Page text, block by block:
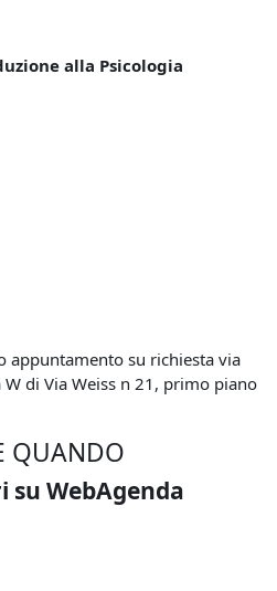
alla Psicologia
appuntamento su richiesta via
di Via Weiss n 21, primo piano
QUANDO
WebAgenda